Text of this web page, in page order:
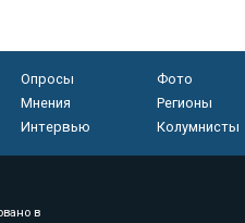
Опросы
Фото
Мнения
Регионы
Интервью Колумнисты
в